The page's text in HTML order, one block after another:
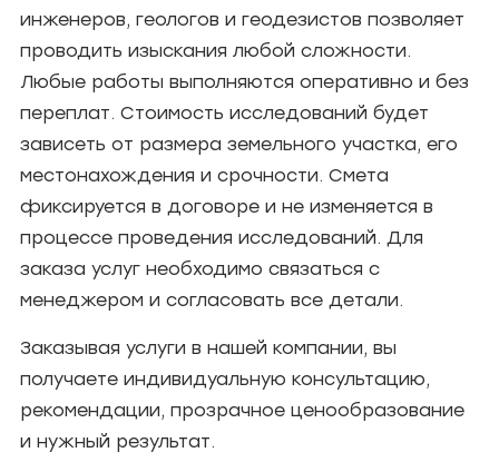
инженеров, геологов и геодезистов позволяет
проводить изыскания любой сложности.
Любые работы выполняются оперативно и без
переплат. Стоимость исследований будет
зависеть от размера земельного участка, его
местонахождения и срочности. Смета
фиксируется в договоре и не изменяется в
процессе проведения исследований. Для
заказа услуг необходимо связаться с
менеджером и согласовать все детали.
Заказывая услуги в нашей компании, вы
получаете индивидуальную консультацию,
рекомендации, прозрачное ценообразование
и нужный результат.